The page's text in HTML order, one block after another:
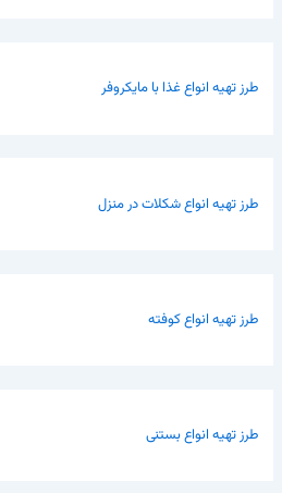
طرز تهیه انواع غذا با مایکروفر
طرز تهیه انواع شکلات در منزل
طرز تهیه انواع کوفته
طرز تهیه انواع بستنی